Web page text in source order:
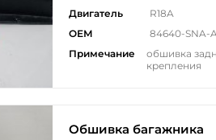
Двигатель
R18A
ОЕМ
84640-SNA-
Примечание
обшивка
крепления
Обшивка багажника